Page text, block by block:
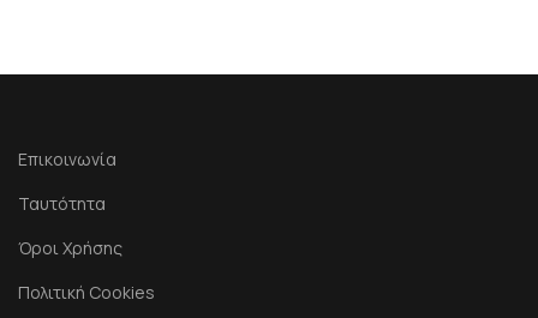
Επικοινωνία
Ταυτότητα
Όροι Χρήσης
Πολιτική Cookies